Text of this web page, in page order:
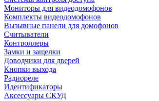
Мониторы для видеодомофонов
Комплекты видеодомофонов
Вызывные панели для домофонов
Считыватели
Контроллеры
Замки и защелки
Доводчики для дверей
Кнопки выхода
Радиореле
Идентификаторы
Аксессуары СКУД